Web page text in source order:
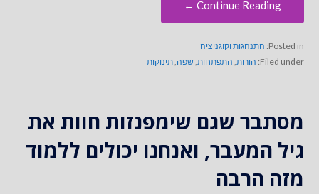
Continue Reading ←
Posted in: התנהגות וקוגניציה
Filed under: הורות, התפתחות, שפה תינוקות
מסתבר שגם שימפנזות חוות את
גיל המעבר, ואנחנו יכולים ללמוד
מזה הרבה